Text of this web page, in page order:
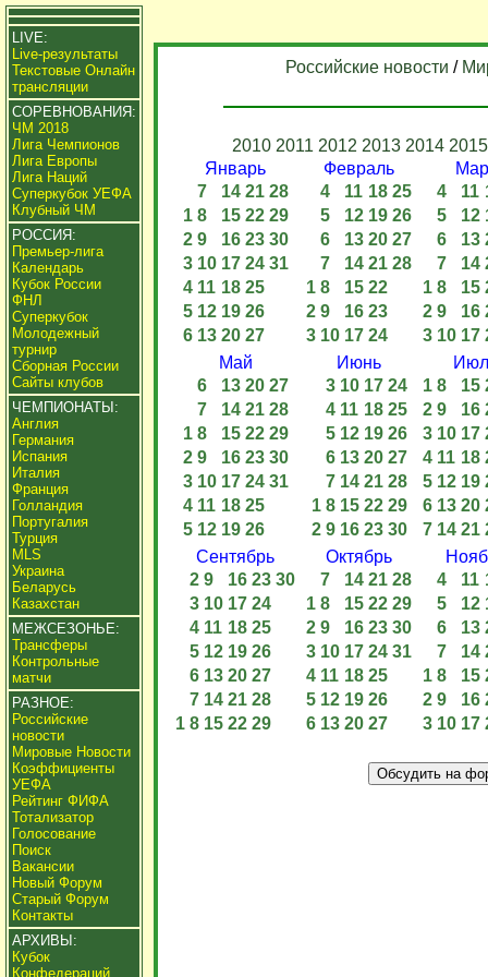
LIVE:
Live-результаты
Текстовые Онлайн
трансляции
СОРЕВНОВАНИЯ:
ЧМ 2018
Лига Чемпионов
Лига Европы
Лига Наций
Суперкубок УЕФА
Клубный ЧМ
РОССИЯ:
Премьер-лига
Календарь
Кубок России
ФНЛ
Суперкубок
Молодежный
турнир
Сборная России
Сайты клубов
ЧЕМПИОНАТЫ:
Англия
Германия
Испания
Италия
Франция
Голландия
Португалия
Турция
MLS
Украина
Беларусь
Казахстан
МЕЖСЕЗОНЬЕ:
Трансферы
Контрольные
матчи
РАЗНОЕ:
Российские
новости
Мировые Новости
Коэффициенты
УЕФА
Рейтинг ФИФА
Тотализатор
Голосование
Поиск
Вакансии
Новый Форум
Старый Форум
Контакты
АРХИВЫ:
Кубок
Конфедераций
Российские новости /
2010 2011 2012 2013 2014 2015
Январь
7
14 21 28
1 8 15 22 29
2 9 16 23 30
3 10 17 24 31
4 11 18 25
5 12 19 26
6 13 20 27
Февраль
4
11 18 25
5
12 19 26
6
13 20 27
7
14 21 28
1 8 15 22
2 9 16 23
3 10 17 24
4
11
5
12
6
13
7
14
1 8 15
2 9 16
3 10 17
Май
6
13 20 27
7
14 21 28
1 8 15 22 29
2 9 16 23 30
3 10 17 24 31
4 11 18 25
5 12 19 26
Июнь
3 10 17 24
4 11 18 25
5 12 19 26
6 13 20 27
7 14 21 28
1 8 15 22 29
2 9 16 23 30
1 8 15
2 9 16
3 10 17
4 11 18
5 12 19
6 13 20
7 14 21
Сентябрь
2 9 16 23 30
3 10 17 24
4 11 18 25
5 12 19 26
6 13 20 27
7 14 21 28
1 8 15 22 29
Октябрь
7
14 21 28
1 8 15 22 29
2 9 16 23 30
3 10 17 24 31
4 11 18 25
5 12 19 26
6 13 20 27
4
11
5
12
6
13
7
14
1 8 15
2 9 16
3 10 17